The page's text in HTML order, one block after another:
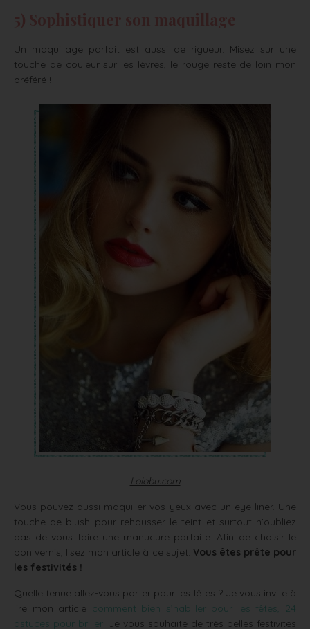
Un maquillage parfait est aussi de rigueur. Misez sur une
touche de couleur sur les lèvres, le rouge reste de loin mon
préféré !
Lolobu.com
Vous pouvez aussi maquiller vos yeux avec un eye liner. Une
touche de blush pour rehausser le teint et surtout n’oubliez
pas de vous faire une manucure parfaite. Afin de choisir le
bon vernis, lisez mon article à ce sujet. Vous êtes prête pour
les festivités !
Quelle tenue allez-vous porter pour les fêtes ? Je vous invite à
lire mon article comment bien s’habiller pour les fêtes, 24
astuces pour briller! Je vous souhaite de très belles festivités